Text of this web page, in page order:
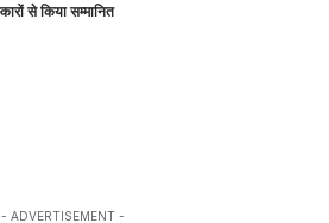
से किया सम्मानित
- ADVERTISEMENT -